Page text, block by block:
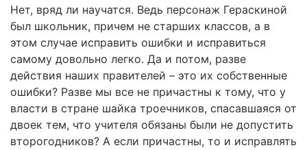
Нет, вряд ли научатся. Ведь персонаж Гераскиной
был школьник, причем не старших классов, а в
этом случае исправить ошибки и исправиться
самому довольно легко. Да и потом, разве
действия наших правителей – это их собственные
ошибки? Разве мы все не причастны к тому, что у
власти в стране шайка троечников, спасавшаяся от
двоек тем, что учителя обязаны были не допустить
второгодников? А если причастны, то и исправлять